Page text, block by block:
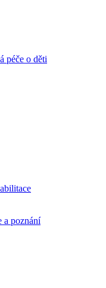
péče o děti
a poznání